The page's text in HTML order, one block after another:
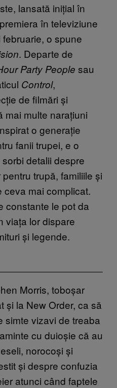
lansată inițial în
în televiziune
o spune
. Departe de
Party People sau
Control,
de filmări și
mai multe narațiuni
o generație
fanii trupei, e o
detalii despre
trupă, familiile și
ceva mai complicat.
constante le pot da
viața lor dispare
și legende.
Morris, toboșar
și la New Order, ca să
simte vizavi de treaba
cu duioșie că au
norocoși și
și despre confuzia
atunci când faptele